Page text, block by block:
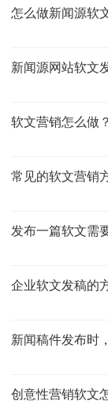
怎么做新闻源软
新闻源网站软文
软文营销怎么做
常见的软文营销
发布一篇软文需
企业软文发稿的
新闻稿件发布时
创意性营销软文